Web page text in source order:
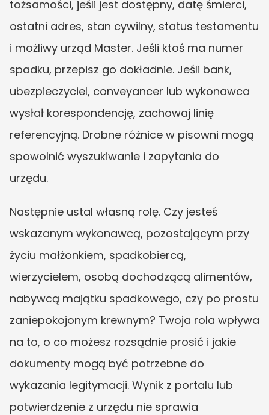
tożsamości, jeśli jest dostępny, datę śmierci,
ostatni adres, stan cywilny, status testamentu
i możliwy urząd Master. Jeśli ktoś ma numer
spadku, przepisz go dokładnie. Jeśli bank,
ubezpieczyciel, conveyancer lub wykonawca
wysłał korespondencję, zachowaj linię
referencyjną. Drobne różnice w pisowni mogą
spowolnić wyszukiwanie i zapytania do
urzędu.
Następnie ustal własną rolę. Czy jesteś
wskazanym wykonawcą, pozostającym przy
życiu małżonkiem, spadkobiercą,
wierzycielem, osobą dochodzącą alimentów,
nabywcą majątku spadkowego, czy po prostu
zaniepokojonym krewnym? Twoja rola wpływa
na to, o co możesz rozsądnie prosić i jakie
dokumenty mogą być potrzebne do
wykazania legitymacji. Wynik z portalu lub
potwierdzenie z urzędu nie sprawia